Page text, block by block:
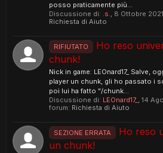
posso praticamente più...
Discussione di: .s., 8 Ottobre 2021
Richiesta di Aiuto
RIFIUTATO
Ho reso
chunk!
Nick in game: LEOnard17_ Salve,
player un chunk, gli ho passato i
poi lui ha fatto "/chunk...
Discussione di: LEOnard17_ , 14
forum: Richiesta di Aiuto
SEZIONE ERRATA
Ho reso
un chunk!